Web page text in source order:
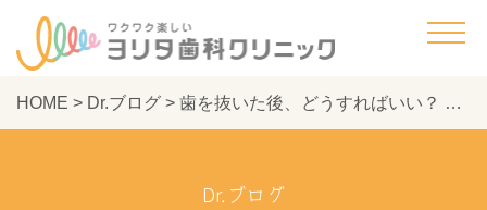
HOME > Dr.ブログ > 歯を抜いた後、どうすればいい？ 〜知っておきたいケアと選択肢〜 - ヨリタ歯科クリニック
Dr.ブログ